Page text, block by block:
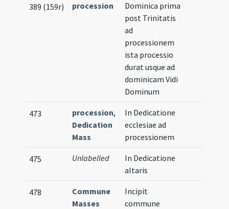
389 (159r) procession
Dominica prima
post Trinitatis
ad
processionem
ista processio
durat usque ad
dominicam Vidi
Dominum
473 procession,
Dedication
Mass
In Dedicatione
ecclesiae ad
processionem
475 Unlabelled
In Dedicatione
altaris
478
Commune
Masses
Incipit
commune